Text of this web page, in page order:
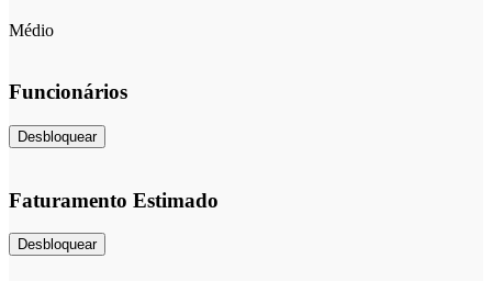
Médio
Funcionários
Desbloquear
Faturamento Estimado
Desbloquear